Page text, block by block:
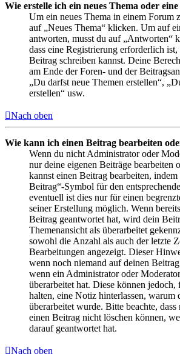
Wie erstelle ich ein neues Thema oder
Um ein neues Thema in einem Forum
auf „Neues Thema“ klicken. Um auf
antworten, musst du auf „Antworten“
dass eine Registrierung erforderlich
Beitrag schreiben kannst. Deine
am Ende der Foren- und der
„Du darfst neue Themen erstellen“,
erstellen“ usw.
Nach oben
Wie kann ich einen Beitrag bearbeiten
Wenn du nicht Administrator oder
nur deine eigenen Beiträge bearbeiten
kannst einen Beitrag bearbeiten,
Beitrag“-Symbol für den
eventuell ist dies nur für einen
seiner Erstellung möglich. Wenn
Beitrag geantwortet hat, wird dein
Themenansicht als überarbeitet
sowohl die Anzahl als auch der letzte
Bearbeitungen angezeigt. Dieser
wenn noch niemand auf deinen
wenn ein Administrator oder
überarbeitet hat. Diese können jedoch,
halten, eine Notiz hinterlassen, warum
überarbeitet wurde. Bitte beachte,
einen Beitrag nicht löschen können,
darauf geantwortet hat.
Nach oben